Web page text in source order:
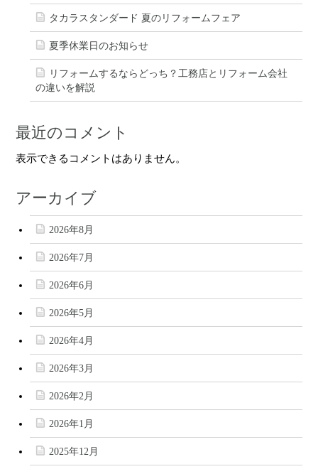
タカラスタンダード 夏のリフォームフェア
夏季休業日のお知らせ
リフォームするならどっち？工務店とリフォーム会社
の違いを解説
最近のコメント
表示できるコメントはありません。
アーカイブ
2026年8月
2026年7月
2026年6月
2026年5月
2026年4月
2026年3月
2026年2月
2026年1月
2025年12月